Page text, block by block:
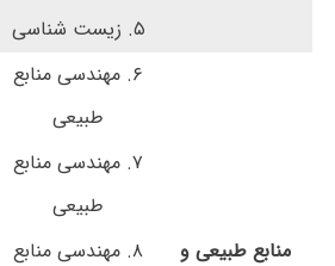
۵. زیست شناسی
منابع طبیعی و
۶. مهندسی منابع
طبیعی
۷. مهندسی منابع
طبیعی
۸. مهندسی منابع